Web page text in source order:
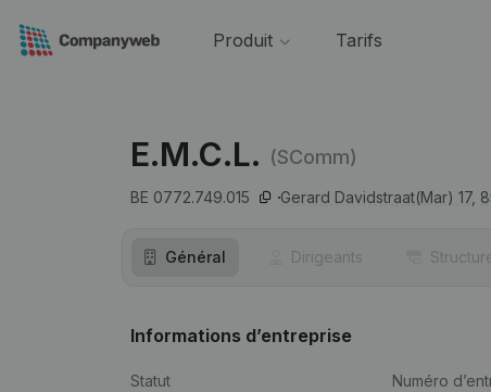
Produit Tarifs
E.M.C.L. (SComm)
BE 0772.749.015 Gerard Davidstraat(Mar) 17,
Général Dirigeants
Informations d’entreprise
Statut
Numéro